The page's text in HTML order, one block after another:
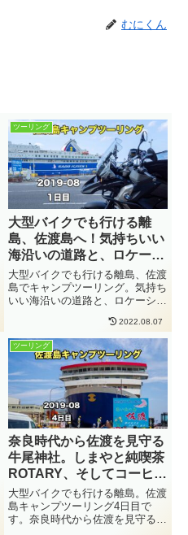
むにくん
ツーリング
大型バイクでも行ける離
島、佐渡島へ！気持ちいい
海沿いの道路と、ロケーシ
ョン最高なキャンプ場。そ
して謎の老人との出会い。
《佐渡島キャンプツーリン
グ 2019−08 1日目》
大型バイクでも行ける離島、佐渡
島でキャンプツーリング。気持ち
いい海沿いの道路と、ロケーショ
老人との出会い。1日目です。
2022.08.07
ツーリング
奈良時代から佐渡を見守る
牛尾神社。しまやと純喫茶
ROTARY、そしてコーヒー
こぼしてフィニッシュで
す。《佐渡島キャンプツー
リング 2019-08 4日目》
大型バイクでも行ける離島。佐渡
島キャンプツーリング4日目で
す。奈良時代から佐渡を見守る牛